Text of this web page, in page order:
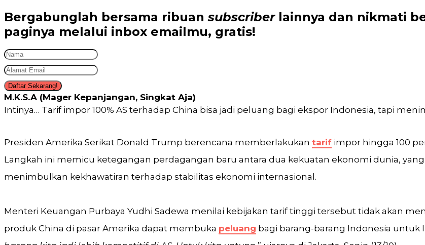
Bergabunglah bersama ribuansubscriberlainnya dan nikmati
paginya melalui inbox emailmu, gratis!
Daftar Sekarang!
M.K.S.A (Mager Kepanjangan, Singkat Aja)
Intinya… Tarif impor 100% AS terhadap China bisa jadi peluang bagi ekspor Indonesia, tapi
Presiden Amerika Serikat Donald Trump berencana memberlakukan tarif impor hingga 100
Langkah ini memicu ketegangan perdagangan baru antara dua kekuatan ekonomi dunia,
menimbulkan kekhawatiran terhadap stabilitas ekonomi internasional.
Menteri Keuangan Purbaya Yudhi Sadewa menilai kebijakan tarif tinggi tersebut tidak akan
produk China di pasar Amerika dapat membuka peluang bagi barang-barang Indonesia untuk